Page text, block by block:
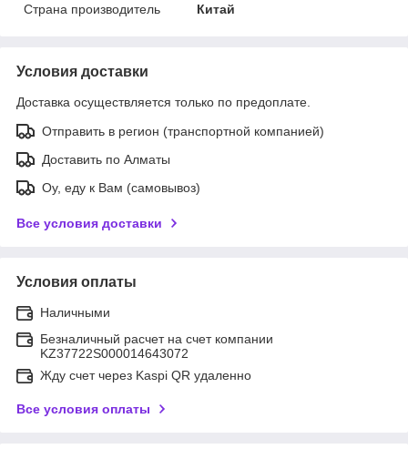
Страна производитель
Китай
Условия доставки
Доставка осуществляется только по предоплате.
Отправить в регион (транспортной компанией)
Доставить по Алматы
Оу, еду к Вам (самовывоз)
Все условия доставки
Условия оплаты
Наличными
Безналичный расчет на счет компании
KZ37722S000014643072
Жду счет через Kaspi QR удаленно
Все условия оплаты